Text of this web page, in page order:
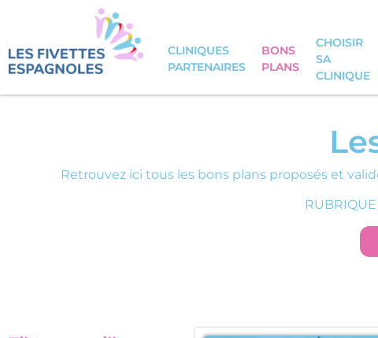
CLINIQUES
PARTENAIRES
BONS
PLANS
CHOISIR
SA
CLINIQUE
Retrouvez ici tous les bons plans proposés et
RUBRIQUE